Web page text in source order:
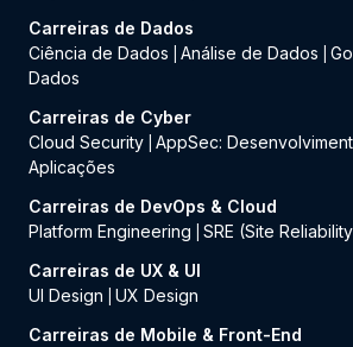
Carreiras de Dados
Ciência de Dados
Análise de Dados
Dados
Carreiras de Cyber
Cloud Security AppSec:
Aplicações
Carreiras de DevOps & Cloud
Platform Engineering
SRE (Site
Carreiras de UX & UI
UI Design
UX Design
Carreiras de Mobile & Front-End